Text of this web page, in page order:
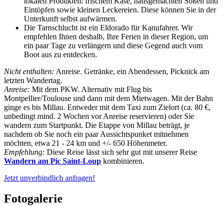
Eintöpfen sowie kleinen Leckereien. Diese können Sie in der
Unterkunft selbst aufwärmen.
Die Tarnschlucht ist ein Eldorado für Kanufahrer. Wir
empfehlen Ihnen deshalb, Ihre Ferien in dieser Region, um
ein paar Tage zu verlängern und diese Gegend auch vom
Boot aus zu entdecken.
Nicht enthalten: Anreise. Getränke, ein Abendessen, Picknick am
letzten Wandertag.
Anreise: Mit dem PKW. Alternativ mit Flug bis
Montpellier/Toulouse und dann mit dem Mietwagen. Mit der Bahn
ginge es bis Millau. Entweder mit dem Taxi zum Zielort (ca. 80 €,
unbedingt mind. 2 Wochen vor Anreise reservieren) oder Sie
wandern zum Startpunkt. Die Etappe von Millau beträgt, je
nachdem ob Sie noch ein paar Aussichtspunket mitnehmen
möchten, etwa 21 - 24 km und +/- 650 Höhenmeter.
Empfehlung: Diese Reise lässt sich sehr gut mit unserer Reise
Wandern am Pic Saint-Loup kombinieren.
Jetzt unverbindlich anfragen!
Fotogalerie